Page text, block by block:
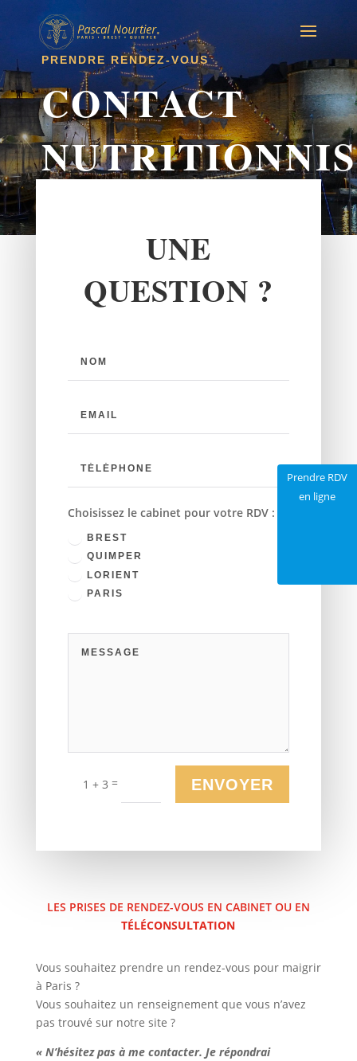
Prendre RDV
en ligne
PRENDRE RENDEZ-VOUS
CONTACT
UNE
QUESTION ?
Choisissez le cabinet pour votre RDV :
BREST
QUIMPER
LORIENT
PARIS
1 + 3 = ENVOYER
LES PRISES DE RENDEZ-VOUS EN CABINET OU EN
TÉLÉCONSULTATION
Vous souhaitez prendre un rendez-vous pour maigrir
à Paris ?
Vous souhaitez un renseignement que vous n’avez
pas trouvé sur notre site ?
« N’hésitez pas à me contacter. Je répondrai